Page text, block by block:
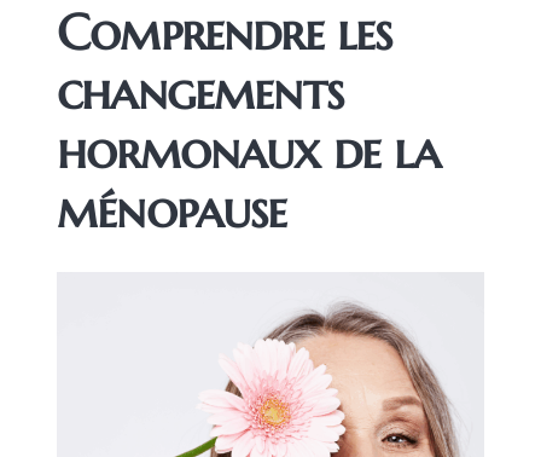
Comprendre les
changements
hormonaux de la
ménopause